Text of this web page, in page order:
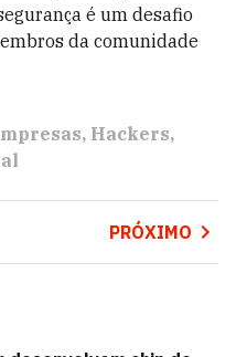
é um desafio
da comunidade
Hackers
PRÓXIMO